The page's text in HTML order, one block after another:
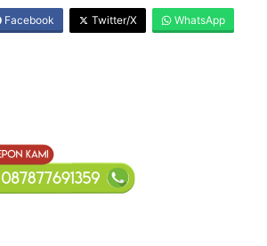
Facebook Twitter/X WhatsApp